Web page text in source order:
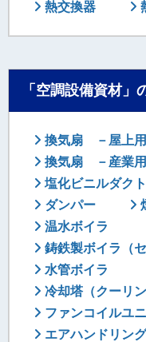
熱交換器
「空調設備資材」
換気扇 －屋上用
換気扇 －産業用
塩化ビニルダク
ダンパー
温水ボイラ
鋳鉄製ボイラ（
水管ボイラ
冷却塔（クーリ
ファンコイルユ
エアハンドリン